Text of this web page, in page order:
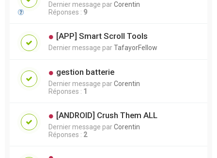
Dernier message parCorentin
Réponses : 9
[APP] Smart Scroll Tools
Dernier message parTafayorFellow
gestion batterie
Dernier message parCorentin
Réponses : 1
[ANDROID] Crush Them ALL
Dernier message parCorentin
Réponses : 2